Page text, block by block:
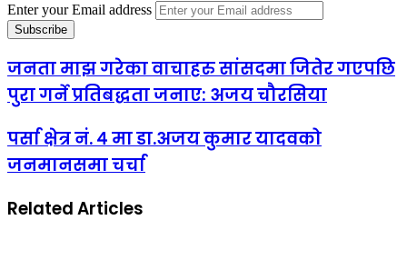
Enter your Email address
जनता माझ गरेका वाचाहरु सांसदमा जितेर गएपछि
पुरा गर्ने प्रतिबद्धता जनाए: अजय चौरसिया
पर्सा क्षेत्र नं. ४ मा डा.अजय कुमार यादवको
जनमानसमा चर्चा
Related Articles